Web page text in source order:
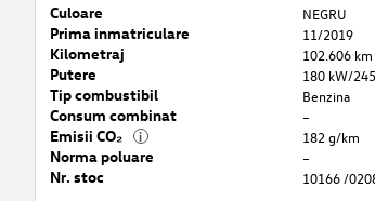
Culoare NEGRU
Prima inmatriculare 11/2019
Kilometraj 102.606 km
Putere 180 kW/
Tip combustibil Benzina
Consum combinat –
Emisii CO₂ i 182 g/km
Norma poluare –
Nr. stoc 10166 /